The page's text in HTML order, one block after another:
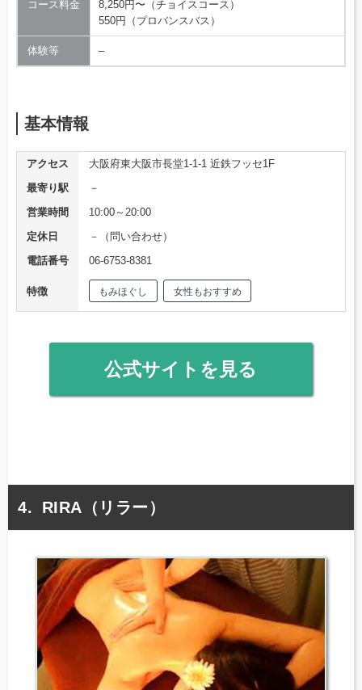
コース料金
8,250円〜（チョイスコース）
550円（プロバンスバス）
体験等 –
基本情報
アクセス
大阪府東大阪市長堂1-1-1 近鉄フッセ1F
最寄り駅
－
営業時間
10:00～20:00
定休日
－（問い合わせ）
電話番号
06-6753-8381
特徴 もみほぐし 女性もおすすめ
公式サイトを見る
RIRA（リラー）